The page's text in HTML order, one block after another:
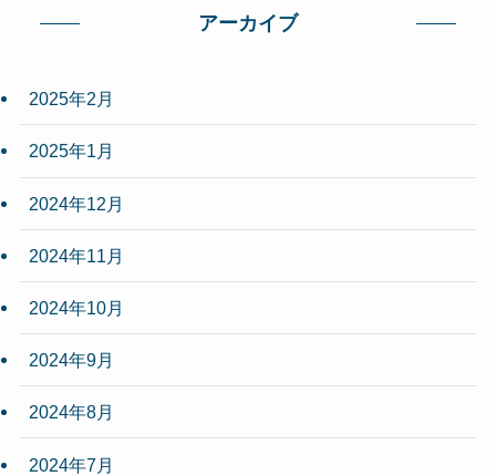
アーカイブ
2025年2月
2025年1月
2024年12月
2024年11月
2024年10月
2024年9月
2024年8月
2024年7月